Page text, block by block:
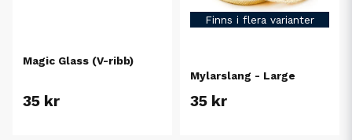
Magic Glass (V-ribb)
35 kr
Finns i flera varianter
Mylarslang - Large
35 kr